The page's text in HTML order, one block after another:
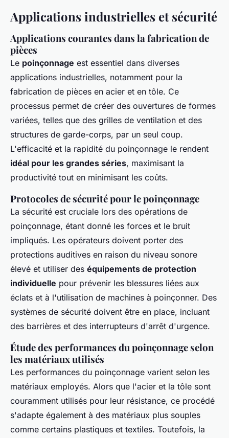
Applications industrielles et sécurité
Applications courantes dans la fabrication de
pièces
Le poinçonnage est essentiel dans diverses
applications industrielles, notamment pour la
fabrication de pièces en acier et en tôle. Ce
processus permet de créer des ouvertures de formes
variées, telles que des grilles de ventilation et des
structures de garde-corps, par un seul coup.
L'efficacité et la rapidité du poinçonnage le rendent
idéal pour les grandes séries, maximisant la
productivité tout en minimisant les coûts.
Protocoles de sécurité pour le poinçonnage
La sécurité est cruciale lors des opérations de
poinçonnage, étant donné les forces et le bruit
impliqués. Les opérateurs doivent porter des
protections auditives en raison du niveau sonore
élevé et utiliser des équipements de protection
individuelle pour prévenir les blessures liées aux
éclats et à l'utilisation de machines à poinçonner. Des
systèmes de sécurité doivent être en place, incluant
des barrières et des interrupteurs d'arrêt d'urgence.
Étude des performances du poinçonnage selon
les matériaux utilisés
Les performances du poinçonnage varient selon les
matériaux employés. Alors que l'acier et la tôle sont
couramment utilisés pour leur résistance, ce procédé
s'adapte également à des matériaux plus souples
comme certains plastiques et textiles. Toutefois, la